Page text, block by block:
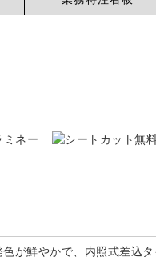
が鮮やかで、内照式差込